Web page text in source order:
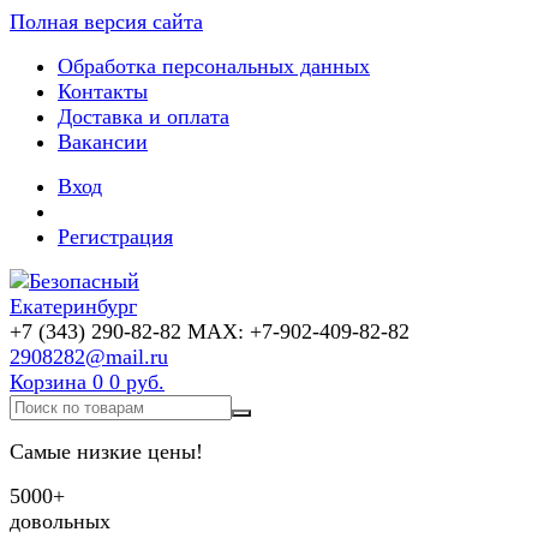
Полная версия сайта
Обработка персональных данных
Контакты
Доставка и оплата
Вакансии
Вход
Регистрация
+7 (343) 290-82-82 MAX: +7-902-409-82-82
2908282@mail.ru
Корзина 0 0 руб.
Самые низкие цены!
5000+
довольных